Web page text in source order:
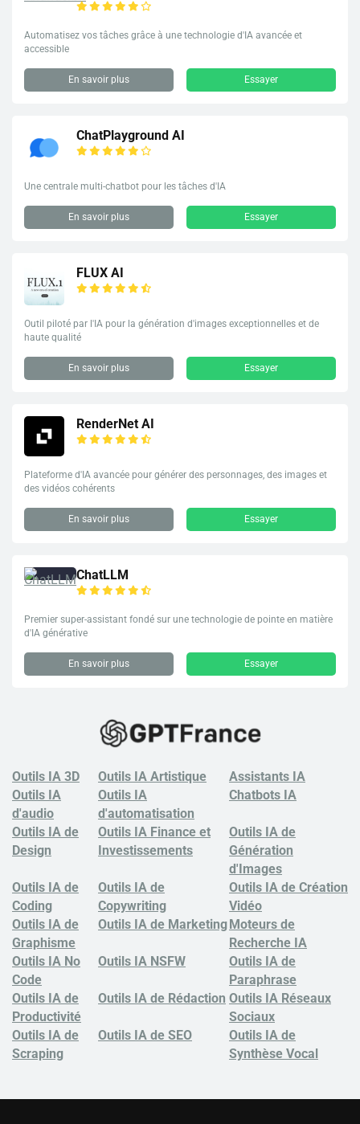
Automatisez vos tâches grâce à une technologie d'IA avancée et
accessible
En savoir plus Essayer
ChatPlayground AI
Une centrale multi-chatbot pour les tâches d'IA
En savoir plus Essayer
FLUX AI
Outil piloté par l'IA pour la génération d'images exceptionnelles et de
haute qualité
En savoir plus Essayer
RenderNet AI
Plateforme d'IA avancée pour générer des personnages, des images et
des vidéos cohérents
En savoir plus Essayer
ChatLLM
Premier super-assistant fondé sur une technologie de pointe en matière
d'IA générative
En savoir plus Essayer
Outils IA 3D Outils IA Artistique
Assistants IA
Outils IA
d'audio
Outils IA
d'automatisation
Chatbots IA
Outils IA de
Design
Outils IA Finance et
Investissements
Outils IA de
Génération
d'Images
Outils IA de
Coding
Outils IA de
Copywriting
Outils IA de Création
Vidéo
Outils IA de
Graphisme
Outils IA de MarketingMoteurs de
Recherche IA
Outils IA No
Code
Outils IA NSFW
Outils IA de
Paraphrase
Outils IA de
Productivité
Outils IA de Rédaction Outils IA Réseaux
Sociaux
Outils IA de
Scraping
Outils IA de SEO
Outils IA de
Synthèse Vocal